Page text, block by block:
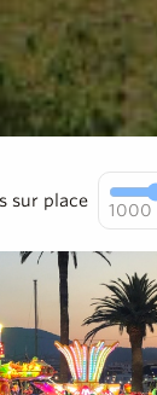
sur place 1000